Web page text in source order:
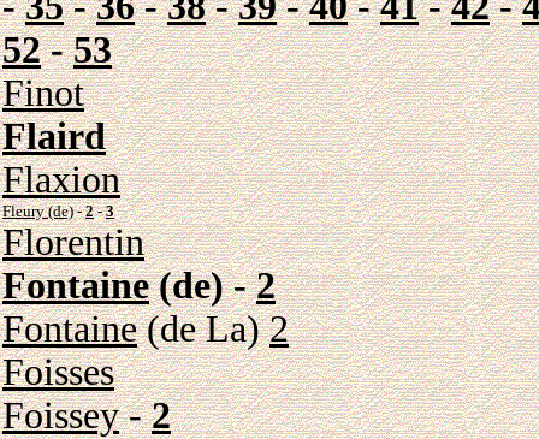
52-53
Finot
Flaird
Flaxion
Fleury (de)-2-3
Florentin
Fontaine(de) -2
Fontaine(de La)2
Foisses
Foissey-2